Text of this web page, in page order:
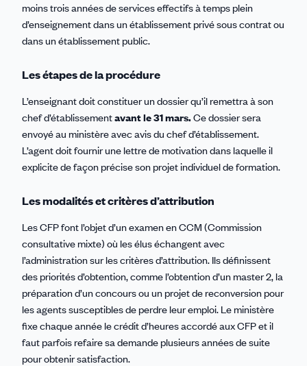
moins trois années de services effectifs à temps plein
d’enseignement dans un établissement privé sous contrat ou
dans un établissement public.
Les étapes de la procédure
L’enseignant doit constituer un dossier qu’il remettra à son
chef d’établissementavant le 31 mars. Ce dossier sera
envoyé au ministère avec avis du chef d’établissement.
L’agent doit fournir une lettre de motivation dans laquelle il
explicite de façon précise son projet individuel de formation.
Les modalités et critères d’attribution
Les CFP font l’objet d’un examen en CCM (Commission
consultative mixte) où les élus échangent avec
l’administration sur les critères d’attribution. Ils définissent
des priorités d’obtention, comme l’obtention d’un master 2, la
préparation d’un concours ou un projet de reconversion pour
les agents susceptibles de perdre leur emploi. Le ministère
fixe chaque année le crédit d’heures accordé aux CFP et il
faut parfois refaire sa demande plusieurs années de suite
pour obtenir satisfaction.